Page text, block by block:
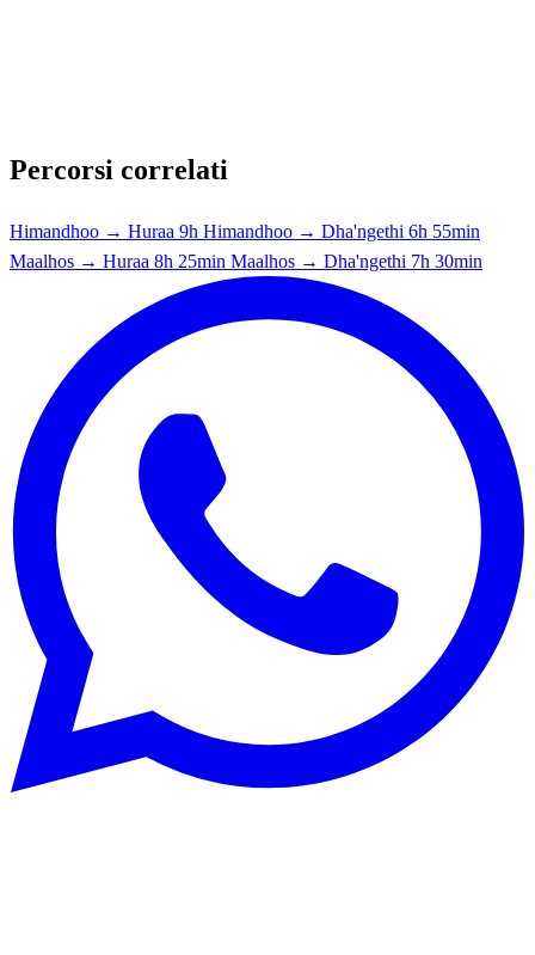
Percorsi correlati
Himandhoo → Huraa 9h Himandhoo → Dha'ngethi 6h 55min
Maalhos → Huraa 8h 25min Maalhos → Dha'ngethi 7h 30min